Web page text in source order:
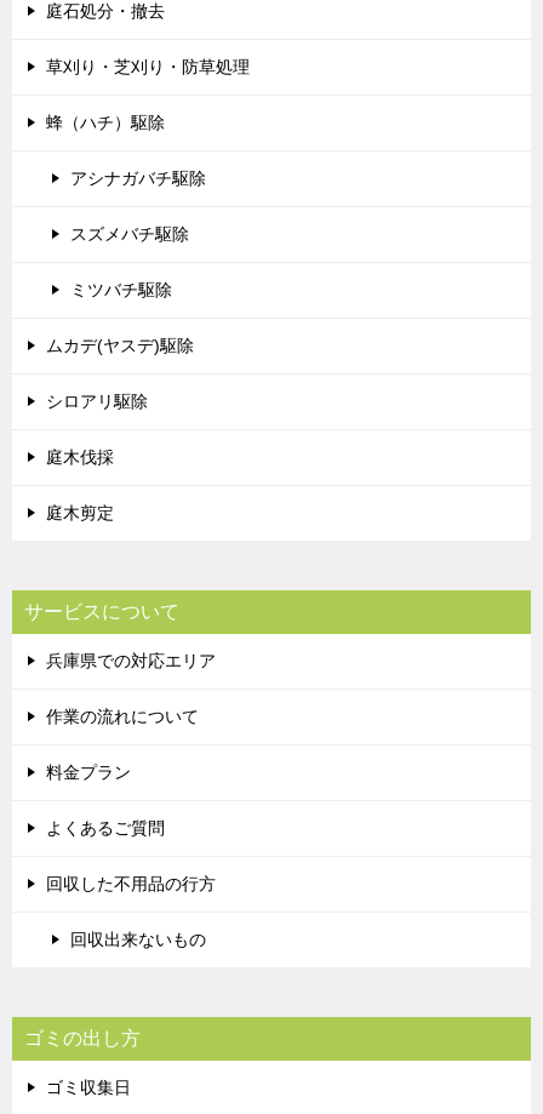
庭石処分・撤去
草刈り・芝刈り・防草処理
蜂（ハチ）駆除
アシナガバチ駆除
スズメバチ駆除
ミツバチ駆除
ムカデ(ヤスデ)駆除
シロアリ駆除
庭木伐採
庭木剪定
サービスについて
兵庫県での対応エリア
作業の流れについて
料金プラン
よくあるご質問
回収した不用品の行方
回収出来ないもの
ゴミの出し方
ゴミ収集日